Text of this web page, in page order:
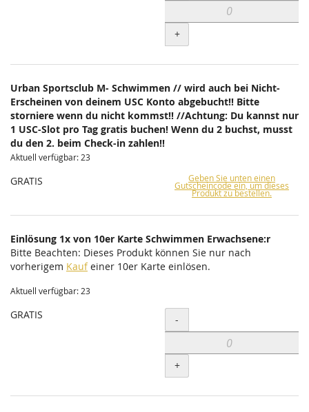
+
Urban Sportsclub M- Schwimmen // wird auch bei Nicht-
Erscheinen von deinem USC Konto abgebucht!! Bitte
storniere wenn du nicht kommst!! //Achtung: Du kannst nur
1 USC-Slot pro Tag gratis buchen! Wenn du 2 buchst, musst
du den 2. beim Check-in zahlen!!
Aktuell verfügbar: 23
GRATIS Geben Sie unten einen
Gutscheincode ein, um dieses
Produkt zu bestellen.
Einlösung 1x von 10er Karte Schwimmen Erwachsene:r
Bitte Beachten: Dieses Produkt können Sie nur nach
vorherigem Kaufeiner 10er Karte einlösen.
Aktuell verfügbar: 23
GRATIS Menge
-
+